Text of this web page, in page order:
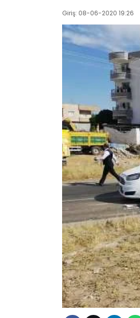
Giriş: 08-06-2020 19:26